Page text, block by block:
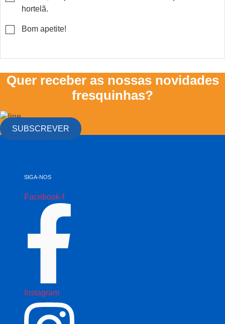
hortelã.
▢
Bom apetite!
Quer receber as nossas novidades
fresquinhas?
SUBSCREVER
SIGA-NOS
Facebook-f
Instagram